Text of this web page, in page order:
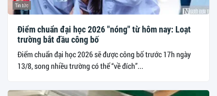
Tin tức
Điểm chuẩn đại học 2026 "nóng" từ hôm nay: Loạt
trường bắt đầu công bố
Điểm chuẩn đại học 2026 sẽ được công bố trước 17h ngày
13/8, song nhiều trường có thể “về đích”...